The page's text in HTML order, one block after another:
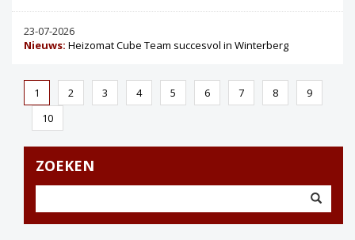
23-07-2026
Nieuws: Heizomat Cube Team succesvol in Winterberg
1 2 3 4 5 6 7 8
9
10
ZOEKEN